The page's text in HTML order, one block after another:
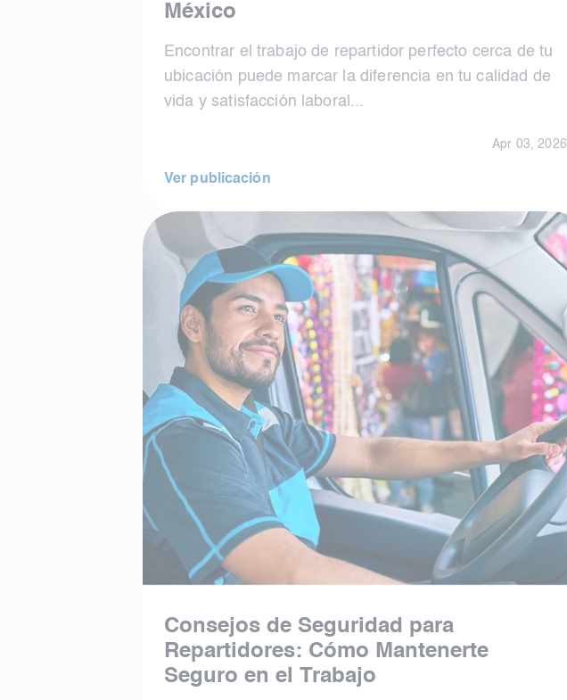
México
Encontrar el trabajo de repartidor perfecto cerca de tu
ubicación puede marcar la diferencia en tu calidad de
vida y satisfacción laboral...
Apr 03, 2026
Ver publicación
Consejos de Seguridad para
Repartidores: Cómo Mantenerte
Seguro en el Trabajo